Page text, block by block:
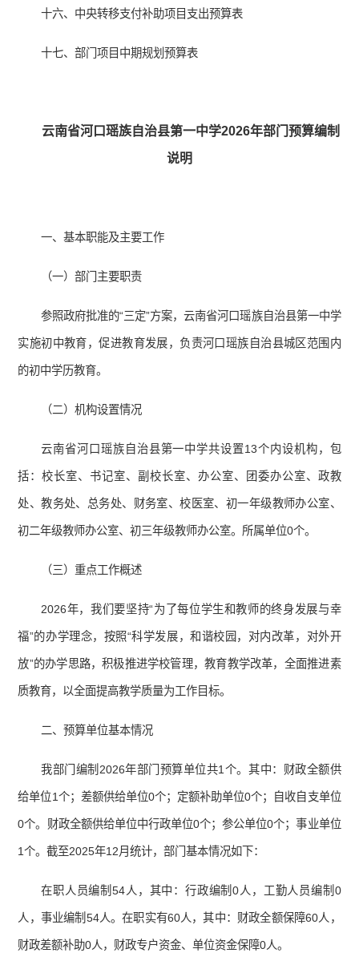
十六、中央转移支付补助项目支出预算表
十七、部门项目中期规划预算表
云南省河口瑶族自治县第一中学2026年部门预算编制
说明
一、基本职能及主要工作
（一）部门主要职责
参照政府批准的“三定”方案，云南省河口瑶族自治县第一中学
实施初中教育，促进教育发展，负责河口瑶族自治县城区范围内
的初中学历教育。
（二）机构设置情况
云南省河口瑶族自治县第一中学共设置13个内设机构，包
括：校长室、书记室、副校长室、办公室、团委办公室、政教
处、教务处、总务处、财务室、校医室、初一年级教师办公室、
初二年级教师办公室、初三年级教师办公室。所属单位0个。
（三）重点工作概述
2026年，我们要坚持“为了每位学生和教师的终身发展与幸
福”的办学理念，按照“科学发展，和谐校园，对内改革，对外开
放”的办学思路，积极推进学校管理，教育教学改革，全面推进素
质教育，以全面提高教学质量为工作目标。
二、预算单位基本情况
我部门编制2026年部门预算单位共1个。其中：财政全额供
给单位1个；差额供给单位0个；定额补助单位0个；自收自支单位
0个。财政全额供给单位中行政单位0个；参公单位0个；事业单位
1个。截至2025年12月统计，部门基本情况如下：
在职人员编制54人，其中：行政编制0人，工勤人员编制0
人，事业编制54人。在职实有60人，其中：财政全额保障60人，
财政差额补助0人，财政专户资金、单位资金保障0人。